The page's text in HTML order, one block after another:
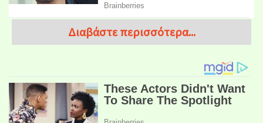
Διαβάστε περισσότερα...